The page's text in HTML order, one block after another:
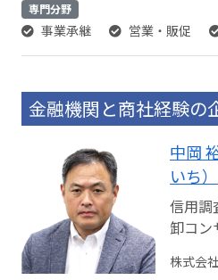
専門分野
事業承継 営業・販促
金融機関と商社経験の
中岡
いち）
信用調
卸コン
株式会